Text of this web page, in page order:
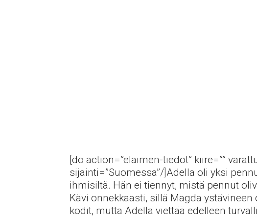
[do action=”elaimen-tiedot” kiire=””
sijainti=”Suomessa”/]Adella oli yksi
ihmisiltä. Hän ei tiennyt, mistä pennut
Kävi onnekkaasti, sillä Magda
kodit, mutta Adella viettää edelleen